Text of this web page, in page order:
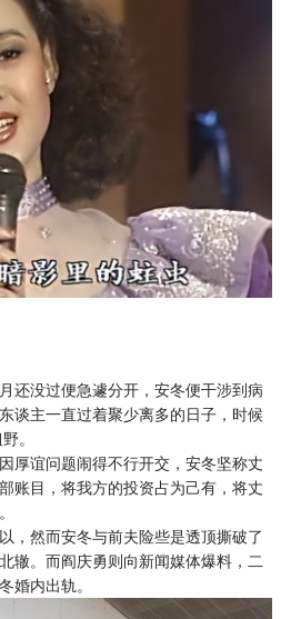
还没过便急遽分开，安冬便干涉到病
谈主一直过着聚少离多的日子，时候
。
厚谊问题闹得不行开交，安冬坚称丈
账目，将我方的投资占为己有，将丈
，然而安冬与前夫险些是透顶撕破了
辙。而阎庆勇则向新闻媒体爆料，二
婚内出轨。